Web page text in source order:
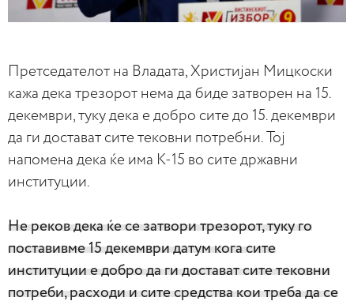
Претседателот на Владата, Христијан Мицкоски
кажа дека трезорот нема да биде затворен на 15.
декември, туку дека е добро сите до 15. декември
да ги достават сите тековни потребни. Тој
напомена дека ќе има К-15 во сите државни
институции.
Не реков дека ќе се затвори трезорот, туку го
поставивме 15 декември датум кога сите
институции е добро да ги достават сите тековни
потреби, расходи и сите средства кои треба да се